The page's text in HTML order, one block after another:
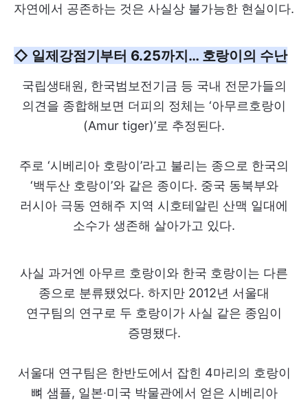
자연에서 공존하는 것은 사실상 불가능한 현실이다.
◇ 일제강점기부터 6.25까지… 호랑이의 수난
국립생태원, 한국범보전기금 등 국내 전문가들의
의견을 종합해보면 더피의 정체는 ‘아무르호랑이
(Amur tiger)’로 추정된다.
주로 ‘시베리아 호랑이’라고 불리는 종으로 한국의
‘백두산 호랑이’와 같은 종이다. 중국 동북부와
러시아 극동 연해주 지역 시호테알린 산맥 일대에
소수가 생존해 살아가고 있다.
사실 과거엔 아무르 호랑이와 한국 호랑이는 다른
종으로 분류됐었다. 하지만 2012년 서울대
연구팀의 연구로 두 호랑이가 사실 같은 종임이
증명됐다.
서울대 연구팀은 한반도에서 잡힌 4마리의 호랑이
뼈 샘플, 일본·미국 박물관에서 얻은 시베리아